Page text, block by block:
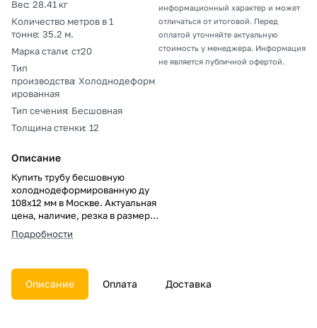
Вес: 28.41 кг
Количество метров в 1
тонне: 35.2 м.
Марка стали: ст20
Тип
производства: Холоднодеформ
ированная
Тип сечения: Бесшовная
Толщина стенки: 12
Описание
Купить трубу бесшовную
холоднодеформированную ду
108х12 мм в Москве. Актуальная
цена, наличие, резка в размер,
погрузка, доставка, расчет веса
и документы.
Подробности
информационный характер и может
отличаться от итоговой. Перед
оплатой уточняйте актуальную
стоимость у менеджера. Информация
не является публичной офертой.
Описание Оплата Доставка